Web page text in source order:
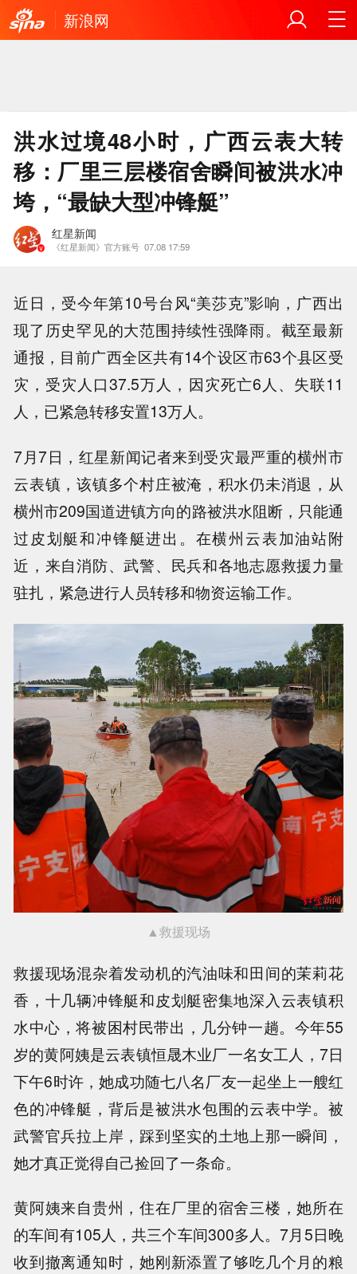
新浪网
洪水过境48小时，广西云表大转
移：厂里三层楼宿舍瞬间被洪水冲
垮，“最缺大型冲锋艇”
红星新闻
《红星新闻》官方账号 07.08 17:59
近日，受今年第10号台风“美莎克”影响，广西出
现了历史罕见的大范围持续性强降雨。截至最新
通报，目前广西全区共有14个设区市63个县区受
灾，受灾人口37.5万人，因灾死亡6人、失联11
人，已紧急转移安置13万人。
7月7日，红星新闻记者来到受灾最严重的横州市
云表镇，该镇多个村庄被淹，积水仍未消退，从
横州市209国道进镇方向的路被洪水阻断，只能通
过皮划艇和冲锋艇进出。在横州云表加油站附
近，来自消防、武警、民兵和各地志愿救援力量
驻扎，紧急进行人员转移和物资运输工作。
▲救援现场
救援现场混杂着发动机的汽油味和田间的茉莉花
香，十几辆冲锋艇和皮划艇密集地深入云表镇积
水中心，将被困村民带出，几分钟一趟。今年55
岁的黄阿姨是云表镇恒晟木业厂一名女工人，7日
下午6时许，她成功随七八名厂友一起坐上一艘红
色的冲锋艇，背后是被洪水包围的云表中学。被
武警官兵拉上岸，踩到坚实的土地上那一瞬间，
她才真正觉得自己捡回了一条命。
黄阿姨来自贵州，住在厂里的宿舍三楼，她所在
的车间有105人，共三个车间300多人。7月5日晚
收到撤离通知时，她刚新添置了够吃几个月的粮